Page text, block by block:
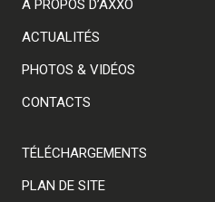
À PROPOS D’AXXO
ACTUALITÉS
PHOTOS & VIDÉOS
CONTACTS
TÉLÉCHARGEMENTS
PLAN DE SITE